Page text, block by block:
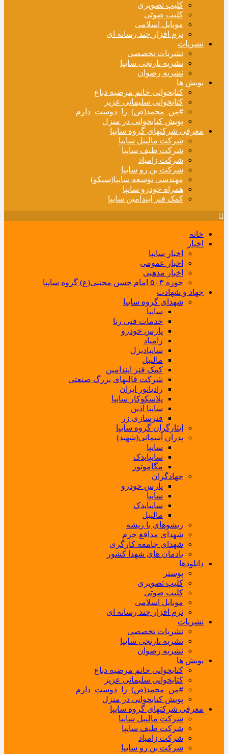
کلیپ تصویری
کلیپ صوتی
موبایل اسلامی
نرم افزار چند رسانه ای
نشریات
نشریات تخصصی
نشریه نارنجی سایپا
نشریه رضوان
پویش ها
کتابخوانی خانم مرضیه دباغ
کتابخوانی سلیمانی عزیز
#من_محمد(ص)_را_دوست_دارم
پویش کتابخوانی در منزل
معرفی شرکتهای گروه سایپا
شرکت مالیبل سایپا
شرکت طیف سایپا
شرکت زامیاد
شرکت بن رو سایپا
مهندسی توسعه سایپا(سیکو)
همراه خودرو سایپا
کمک فنر ایندامین سایپا
خانه
اخبار
اخبار سایپا
اخبار عمومی
اخبار مذهبی
حوزه ۵۰۳ امام حسن مجتبی(ع) گروه سایپا
جهاد و شهادت
شهدای گروه سایپا
سایپا
خدمات فنی رنا
پارس خودرو
زامیاد
سایپادیزل
مالیبل
کمک فنر ایندامین
شرکت قالبهای بزرگ صنعتی
رادیاتور ایران
پلاسکوکار سایپا
سایپا آذین
فنرسازی زر
ایثارگران گروه سایپا
پدران آسمانی(شهید)
سایپا
سایپایدک
مگاموتور
جهادگران
پارس خودرو
سایپا
سایپایدک
مالیبل
ریشوهای با ریشه
شهدای مدافع حرم
شهدای جامعه کارگری
یادمان های شهدا کشور
دانلودها
پوستر
کلیپ تصویری
کلیپ صوتی
موبایل اسلامی
نرم افزار چند رسانه ای
نشریات
نشریات تخصصی
نشریه نارنجی سایپا
نشریه رضوان
پویش ها
کتابخوانی خانم مرضیه دباغ
کتابخوانی سلیمانی عزیز
#من_محمد(ص)_را_دوست_دارم
پویش کتابخوانی در منزل
معرفی شرکتهای گروه سایپا
شرکت مالیبل سایپا
شرکت طیف سایپا
شرکت زامیاد
شرکت بن رو سایپا